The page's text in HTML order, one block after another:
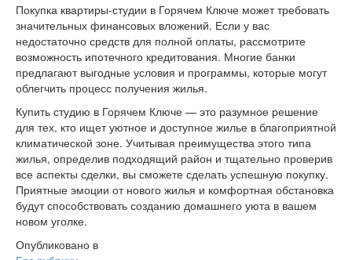
Покупка квартиры-студии в Горячем Ключе может требовать
значительных финансовых вложений. Если у вас
недостаточно средств для полной оплаты, рассмотрите
возможность ипотечного кредитования. Многие банки
предлагают выгодные условия и программы, которые могут
облегчить процесс получения жилья.
Купить студию в Горячем Ключе — это разумное решение
для тех, кто ищет уютное и доступное жилье в благоприятной
климатической зоне. Учитывая преимущества этого типа
жилья, определив подходящий район и тщательно проверив
все аспекты сделки, вы сможете сделать успешную покупку.
Приятные эмоции от нового жилья и комфортная обстановка
будут способствовать созданию домашнего уюта в вашем
новом уголке.
Опубликовано в